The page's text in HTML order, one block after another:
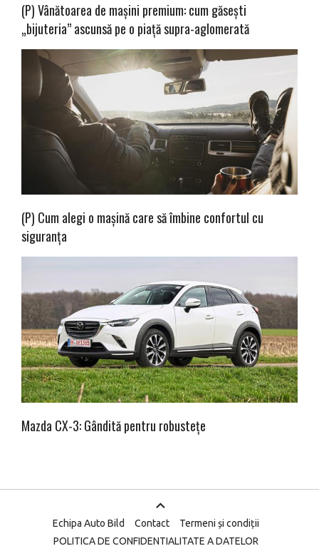
(P) Vânătoarea de mașini premium: cum găsești
„bijuteria” ascunsă pe o piață supra-aglomerată
(P) Cum alegi o mașină care să îmbine confortul cu
siguranța
Mazda CX-3: Gândită pentru robustețe
Echipa Auto Bild Contact
Termeni și condiții
POLITICA DE CONFIDENTIALITATE A DATELOR